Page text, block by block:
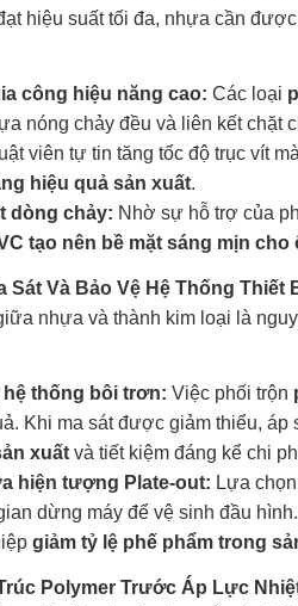
hiệu suất tối đa, nhựa cần
công hiệu năng cao: Các loại
nóng chảy đều và liên kết chặt
viên tự tin tăng tốc độ trục vít
hiệu quả sản xuất.
dòng chảy: Nhờ sự hỗ trợ của
tạo nên bề mặt sáng mịn
Sát Và Bảo Vệ Hệ Thống Thiết
nhựa và thành kim loại là
hệ thống bôi trơn: Việc phối trộn
Khi ma sát được giảm thiểu, áp
xuấtvà tiết kiệm đáng kể chi
hiện tượng Plate-out: Lựa
dừng máy để vệ sinh đầu
giảm tỷ lệ phế phẩm trong
Polymer Trước Áp Lực